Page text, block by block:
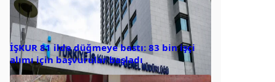
İŞKUR 81 ilde düğmeye bastı: 83 bin işçi
alımı için başvurular başladı